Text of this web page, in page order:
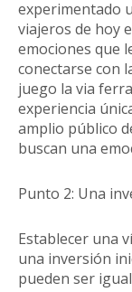
experimentado
viajeros de hoy
emociones que
conectarse con
juego la via
experiencia
amplio público
buscan una
Punto 2: Una
Establecer una
una inversión
pueden ser